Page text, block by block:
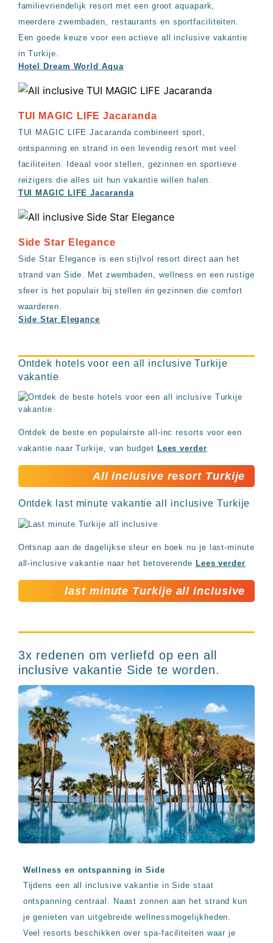
familievriendelijk resort met een groot aquapark,
meerdere zwembaden, restaurants en sportfaciliteiten.
Een goede keuze voor een actieve all inclusive vakantie
in Turkije.
Hotel Dream World Aqua
TUI MAGIC LIFE Jacaranda
TUI MAGIC LIFE Jacaranda combineert sport,
ontspanning en strand in een levendig resort met veel
faciliteiten. Ideaal voor stellen, gezinnen en sportieve
reizigers die alles uit hun vakantie willen halen.
TUI MAGIC LIFE Jacaranda
Side Star Elegance
Side Star Elegance is een stijlvol resort direct aan het
strand van Side. Met zwembaden, wellness en een rustige
sfeer is het populair bij stellen én gezinnen die comfort
waarderen.
Side Star Elegance
Ontdek hotels voor een all inclusive Turkije
vakantie
Ontdek de beste en populairste all-inc resorts voor een
vakantie naar Turkije, van budget Lees verder
All inclusive resort Turkije
Ontdek last minute vakantie all inclusive Turkije
Ontsnap aan de dagelijkse sleur en boek nu je last-minute
all-inclusive vakantie naar het betoverende Lees verder
last minute Turkije all inclusive
3x redenen om verliefd op een all
inclusive vakantie Side te worden.
Wellness en ontspanning in Side
Tijdens een all inclusive vakantie in Side staat
ontspanning centraal. Naast zonnen aan het strand kun
je genieten van uitgebreide wellnessmogelijkheden.
Veel resorts beschikken over spa-faciliteiten waar je